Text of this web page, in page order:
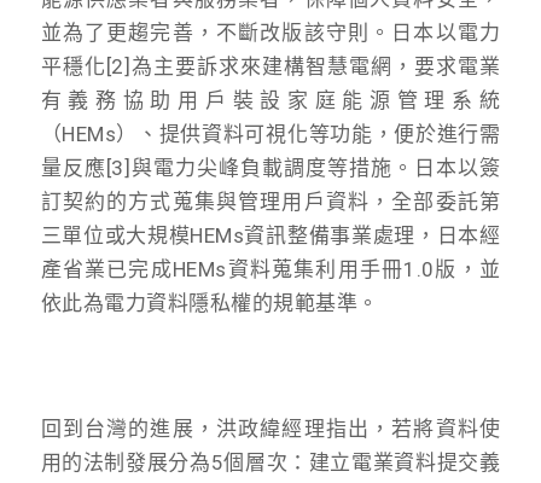
並為了更趨完善，不斷改版該守則。日本以電力
平穩化[2]為主要訴求來建構智慧電網，要求電業
有義務協助用戶裝設家庭能源管理系統
（HEMs）、提供資料可視化等功能，便於進行需
量反應[3]與電力尖峰負載調度等措施。日本以簽
訂契約的方式蒐集與管理用戶資料，全部委託第
三單位或大規模HEMs資訊整備事業處理，日本經
產省業已完成HEMs資料蒐集利用手冊1.0版，並
依此為電力資料隱私權的規範基準。
回到台灣的進展，洪政緯經理指出，若將資料使
用的法制發展分為5個層次：建立電業資料提交義